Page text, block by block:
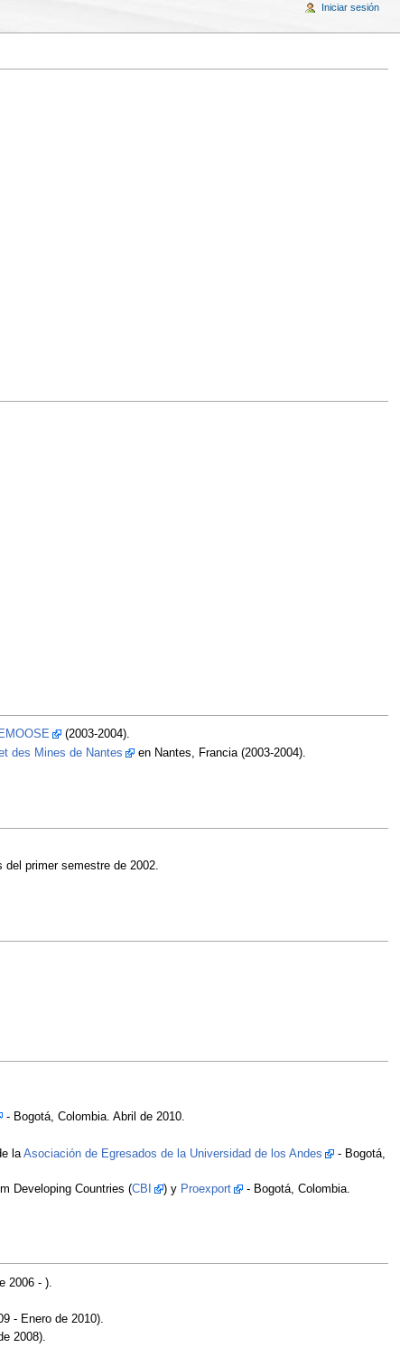
EMOOSE
(2003-2004).
des Mines de Nantes
en Nantes, Francia (2003-2004).
primer semestre de 2002.
- Bogotá, Colombia. Abril de 2010.
la Asociación de Egresados de la Universidad de los Andes
- Bogotá,
Developing Countries (CBI ) y Proexport
- Bogotá, Colombia.
2006 - ).
- Enero de 2010).
2008).
Iniciar sesión